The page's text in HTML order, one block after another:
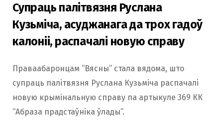
Супраць палітвязня Руслана
Кузьміча, асуджанага да трох гадоў
калоніі, распачалі новую справу
Праваабаронцам “Вясны” стала вядома, што
супраць палітвязня Руслана Кузьміча распачалі
новую крымінальную справу па артыкуле 369 КК
“Абраза прадстаўніка ўлады”.